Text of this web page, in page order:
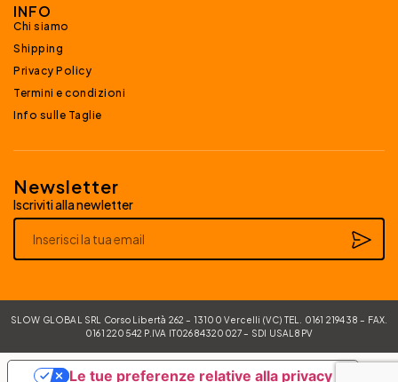
INFO
Chi siamo
Shipping
Privacy Policy
Termini e condizioni
Info sulle Taglie
Newsletter
Iscriviti alla newletter
SLOW GLOBAL SRL Corso Libertà 262 – 13100 Vercelli (VC) TEL. 0161 219438 – FAX.
0161 220542 P.IVA IT02684320027 – SDI USAL8PV
Le tue preferenze relative alla privacy